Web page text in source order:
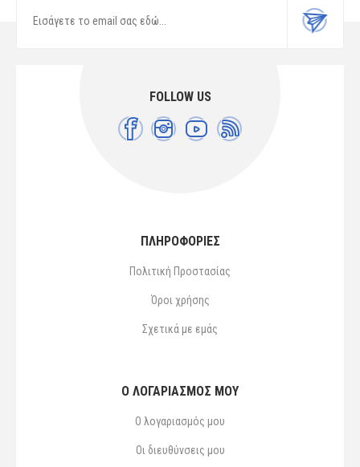
FOLLOW US
ΠΛΗΡΟΦΟΡΙΕΣ
Πολιτική Προστασίας
Όροι χρήσης
Σχετικά με εμάς
Ο ΛΟΓΑΡΙΑΣΜΌΣ ΜΟΥ
Ο λογαριασμός μου
Οι διευθύνσεις μου